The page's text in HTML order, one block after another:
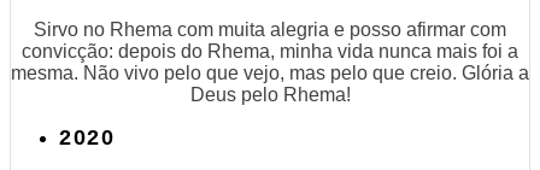
Sirvo no Rhema com muita alegria e posso afirmar com
convicção: depois do Rhema, minha vida nunca mais foi a
mesma. Não vivo pelo que vejo, mas pelo que creio. Glória a
Deus pelo Rhema!
2020